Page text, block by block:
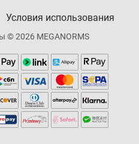
Условия использования
© 2026 MEGANORMS